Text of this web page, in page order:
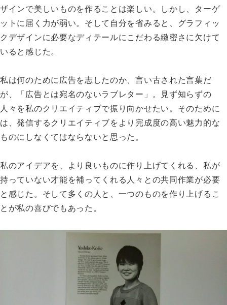
ザインで美しいものを作ることは楽しい。しかし、ターゲ
ットに届く力が弱い。そして自分を省みると、グラフィッ
クデザインに必要なディテールにこだわる緻密さに欠けて
いると感じた。
私は何のために広告を志したのか、言い古された言葉だ
が、「広告とは宛名のないラブレター」。見ず知らずの
人々を私のクリエイティブで振り向かせたい。そのために
は、発信するクリエイティブをより完成度の高い魅力的な
ものにしなくてはならないと思った。
私のアイデアを、より良いものに作り上げてくれる、私が
持っていない才能を補ってくれる人々との共同作業が必要
と感じた。そして多くの人と、一つのものを作り上げるこ
とが私の喜びでもあった。